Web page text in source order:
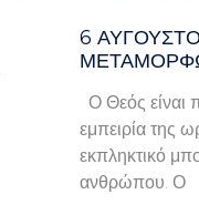
6
Ο Θεός είναι
εμπειρία της
εκπληκτικό
ανθρώπου. Ο